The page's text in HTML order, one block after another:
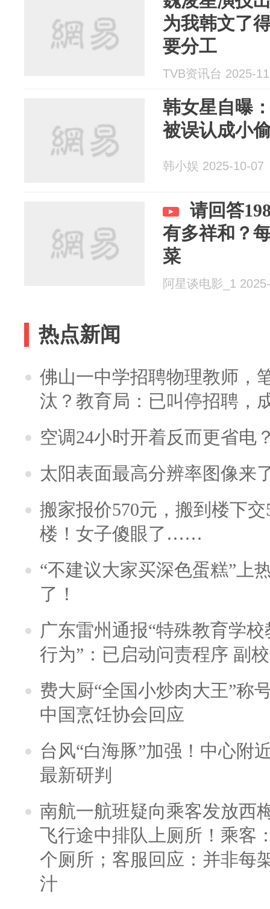
为我韩文了
要分工
TVB资讯台 2025-
韩女星自曝
被误认成小
韩小娱 2025-10-07
请回答
有多祥和？
菜
阿星谈电影_1
热点新闻
佛山一中学招聘物理教师，
汰？教育局：已叫停招聘，
空调24小时开着反而更省电
太阳表面最高分辨率图像来
搬家报价570元，搬到楼下
楼！女子傻眼了……
“不建议大家买深色蛋糕”上
了！
广东雷州通报“特殊教育学
行为”：已启动问责程序 副
费大厨“全国小炒肉大王”称
中国烹饪协会回应
台风“白海豚”加强！中心附
最新研判
南航一航班疑向乘客发放西
飞行途中排队上厕所！乘客
个厕所；客服回应：并非每
汁